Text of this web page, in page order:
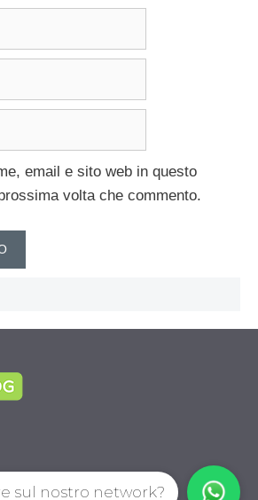
email e sito web in questo
volta che commento.
sul nostro network?